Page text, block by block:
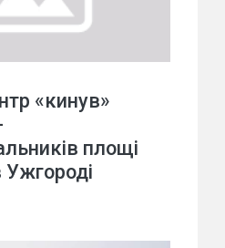
«кинув»
площі
Ужгороді